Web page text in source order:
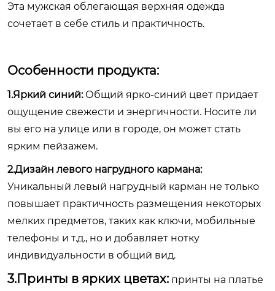
Эта мужская облегающая верхняя одежда
сочетает в себе стиль и практичность.
Особенности продукта:
1.Яркий синий:Общий ярко-синий цвет придает
ощущение свежести и энергичности. Носите ли
вы его на улице или в городе, он может стать
ярким пейзажем.
2.Дизайн левого нагрудного кармана:
Уникальный левый нагрудный карман не только
повышает практичность размещения некоторых
мелких предметов, таких как ключи, мобильные
телефоны и т.д., но и добавляет нотку
индивидуальности в общий вид.
3.Принты в ярких цветах: принты на платье